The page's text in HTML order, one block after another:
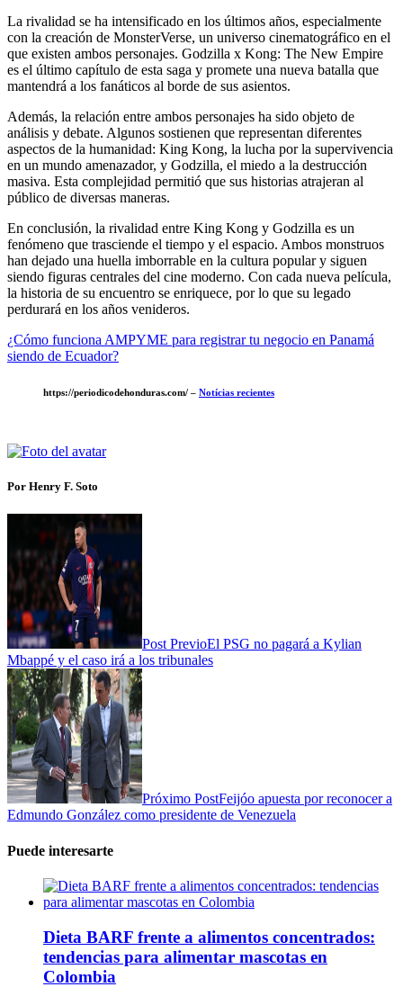
La rivalidad se ha intensificado en los últimos años, especialmente
con la creación de MonsterVerse, un universo cinematográfico en el
que existen ambos personajes. Godzilla x Kong: The New Empire
es el último capítulo de esta saga y promete una nueva batalla que
mantendrá a los fanáticos al borde de sus asientos.
Además, la relación entre ambos personajes ha sido objeto de
análisis y debate. Algunos sostienen que representan diferentes
aspectos de la humanidad: King Kong, la lucha por la supervivencia
en un mundo amenazador, y Godzilla, el miedo a la destrucción
masiva. Esta complejidad permitió que sus historias atrajeran al
público de diversas maneras.
En conclusión, la rivalidad entre King Kong y Godzilla es un
fenómeno que trasciende el tiempo y el espacio. Ambos monstruos
han dejado una huella imborrable en la cultura popular y siguen
siendo figuras centrales del cine moderno. Con cada nueva película,
la historia de su encuentro se enriquece, por lo que su legado
perdurará en los años venideros.
¿Cómo funciona AMPYME para registrar tu negocio en Panamá
siendo de Ecuador?
https://periodicodehonduras.com/ – Notícias recientes
Por Henry F. Soto
Post PrevioEl PSG no pagará a Kylian
Mbappé y el caso irá a los tribunales
Próximo PostFeijóo apuesta por reconocer a
Edmundo González como presidente de Venezuela
Puede interesarte
Dieta BARF frente a alimentos concentrados:
tendencias para alimentar mascotas en
Colombia